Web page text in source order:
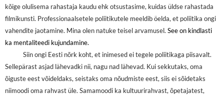
kõige olulisema rahastaja kaudu ehk otsustasime, kuidas üldse rahastada
filmikunsti. Professionaalsetele poliitikutele meeldib öelda, et poliitika ongi
vahendite jaotamine. Mina olen natuke teisel arvamusel. See on kindlasti
ka mentaliteedi kujundamine.
Siin ongi Eesti nõrk koht, et inimesed ei tegele poliitikaga piisavalt.
Sellepärast asjad lähevadki nii, nagu nad lähevad. Kui sekkutaks, oma
õiguste eest võideldaks, seistaks oma nõudmiste eest, siis ei sõidetaks
niimoodi oma rahvast üle. Samamoodi ka kultuurirahvast, õpetajatest,